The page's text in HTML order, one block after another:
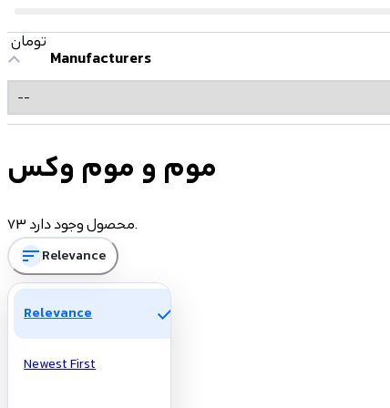
تومان
Manufacturers
موم و موم وکس
73 محصول وجود دارد.
sortRelevance
Relevance check
Newest First